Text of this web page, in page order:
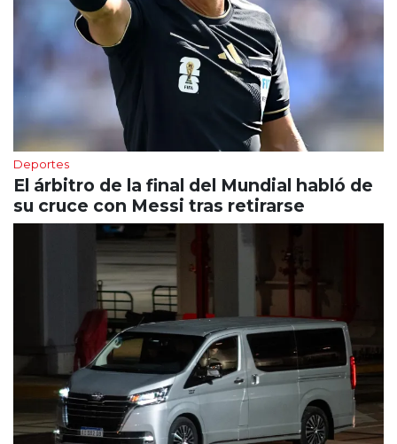
Deportes
El árbitro de la final del Mundial habló de
su cruce con Messi tras retirarse